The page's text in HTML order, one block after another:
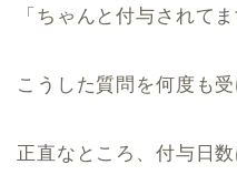
「ちゃんと付与されてま
こうした質問を何度も受
正直なところ、付与日